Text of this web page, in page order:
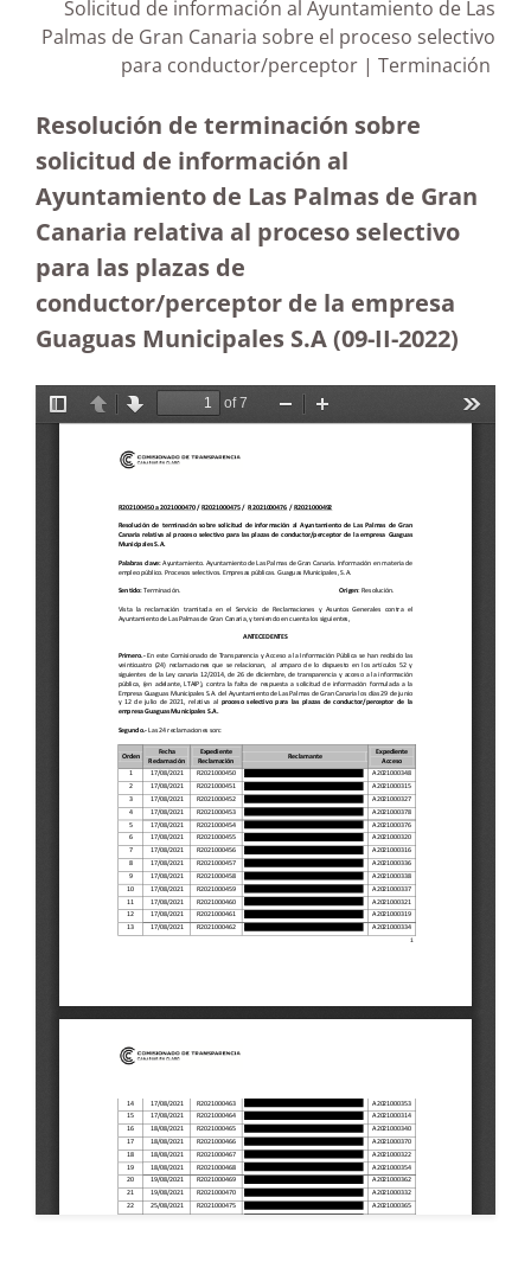
Solicitud de información al Ayuntamiento de Las
Palmas de Gran Canaria sobre el proceso selectivo
para conductor/perceptor | Terminación
Resolución de terminación sobre
solicitud de información al
Ayuntamiento de Las Palmas de Gran
Canaria relativa al proceso selectivo
para las plazas de
conductor/perceptor de la empresa
Guaguas Municipales S.A(09-II-2022)